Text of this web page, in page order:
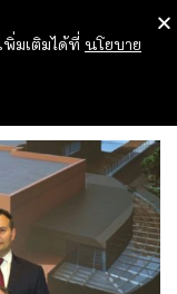
มเติมได้ที่ นโยบาย